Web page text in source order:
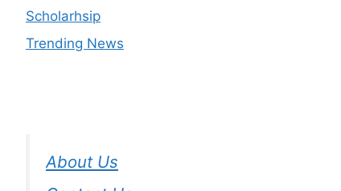
Scholarhsip
Trending News
About Us